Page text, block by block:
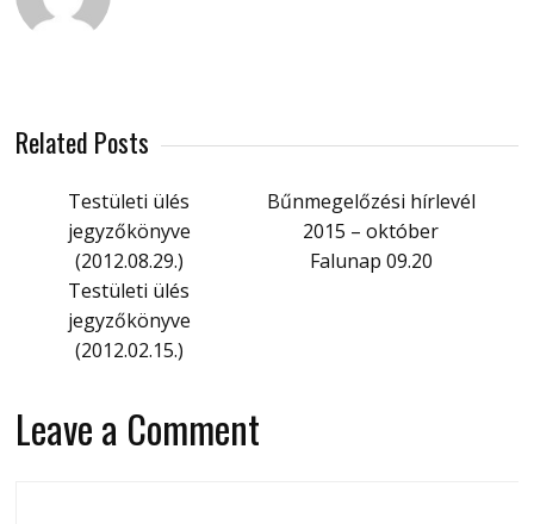
Related Posts
Testületi ülés
jegyzőkönyve
(2012.08.29.)
Bűnmegelőzési hírlevél
2015 – október
Falunap 09.20
Testületi ülés
jegyzőkönyve
(2012.02.15.)
Leave a Comment